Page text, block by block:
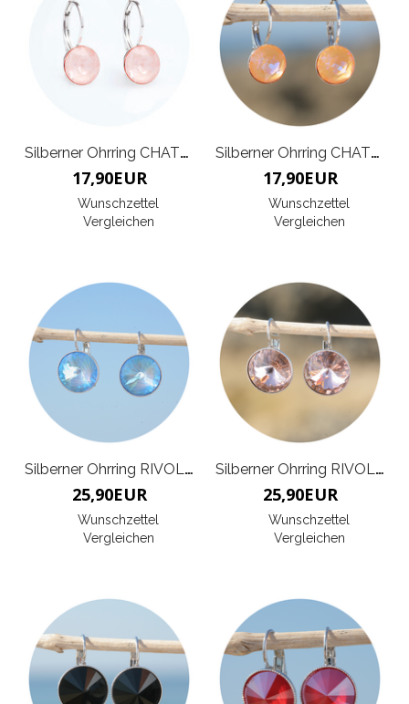
Silberner Ohrring CHATON
17,90EUR
Wunschzettel
Vergleichen
Silberner Ohrring CHATON
17,90EUR
Wunschzettel
Vergleichen
Silberner Ohrring RIVOLI G
25,90EUR
Wunschzettel
Vergleichen
Silberner Ohrring RIVOLI G
25,90EUR
Wunschzettel
Vergleichen